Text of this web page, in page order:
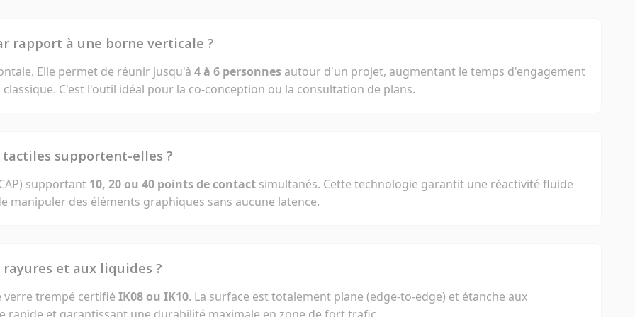
rapport à une borne verticale ?
Elle permet de réunir jusqu'à 4 à 6 personnes autour d'un projet, augmentant le temps d'engagement
C'est l'outil idéal pour la co-conception ou la consultation de plans.
supportent-elles ?
supportant 10, 20 ou 40 points de contact simultanés. Cette technologie garantit une réactivité fluide
manipuler des éléments graphiques sans aucune latence.
et aux liquides ?
verre trempé certifié IK08 ou IK10. La surface est totalement plane (edge-to-edge) et étanche aux